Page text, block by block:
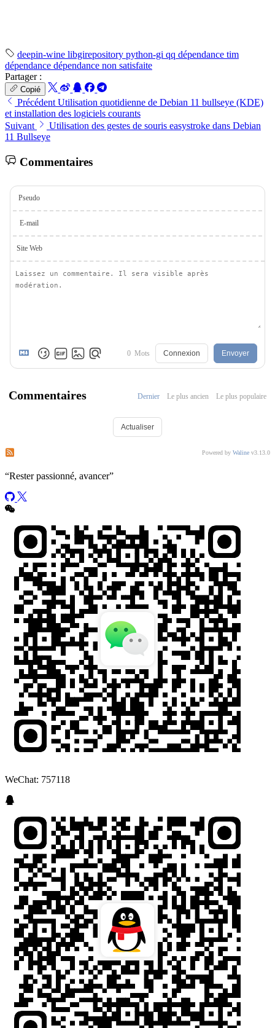
deepin-wine libgirepository python-gi qq dépendance tim
dépendance dépendance non satisfaite
Partager :
Copié
PrécédentUtilisation quotidienne de Debian 11 bullseye (KDE)
et installation des logiciels courants
Suivant
Utilisation des gestes de souris easystroke dans Debian
11 Bullseye
Commentaires
Pseudo
E-mail
Site Web
0 Mots Connexion Envoyer
Commentaires Dernier Le plus ancien Le plus populaire
Actualiser
S’abonner aux commentaires de ce sitePowered by Waline v3.13.0
“Rester passionné, avancer”
WeChat: 757118